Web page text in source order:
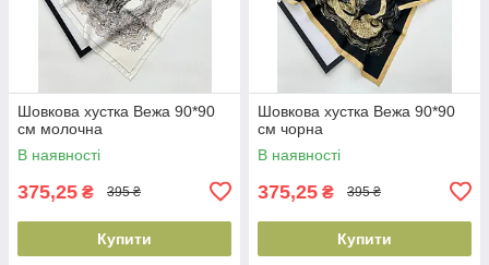
Шовкова хустка Вежа 90*90
см молочна
В наявності
375,25 ₴ 395 ₴
Купити
Шовкова хустка Вежа 90*90
см чорна
В наявності
375,25 ₴ 395 ₴
Купити